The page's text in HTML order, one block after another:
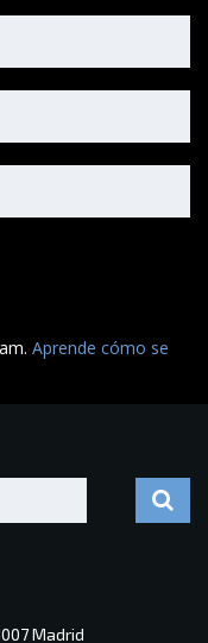
Aprende cómo se
Madrid